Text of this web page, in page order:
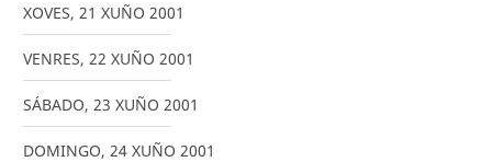
XOVES, 21 XUÑO 2001
VENRES, 22 XUÑO 2001
SÁBADO, 23 XUÑO 2001
DOMINGO, 24 XUÑO 2001